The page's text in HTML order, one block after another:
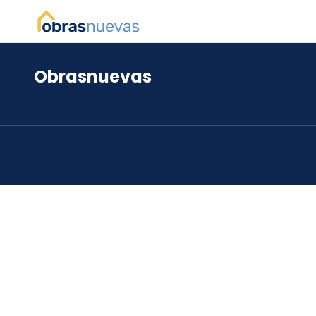
*
Obrasnuevas